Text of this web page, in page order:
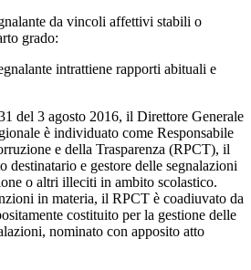
da vincoli affettivi stabili o
grado:
intrattiene rapporti abituali e
del 3 agosto 2016, il Direttore Generale
è individuato come Responsabile
e della Trasparenza (RPCT), il
destinatario e gestore delle segnalazioni
o altri illeciti in ambito scolastico.
in materia, il RPCT è coadiuvato da
costituito per la gestione delle
nominato con apposito atto